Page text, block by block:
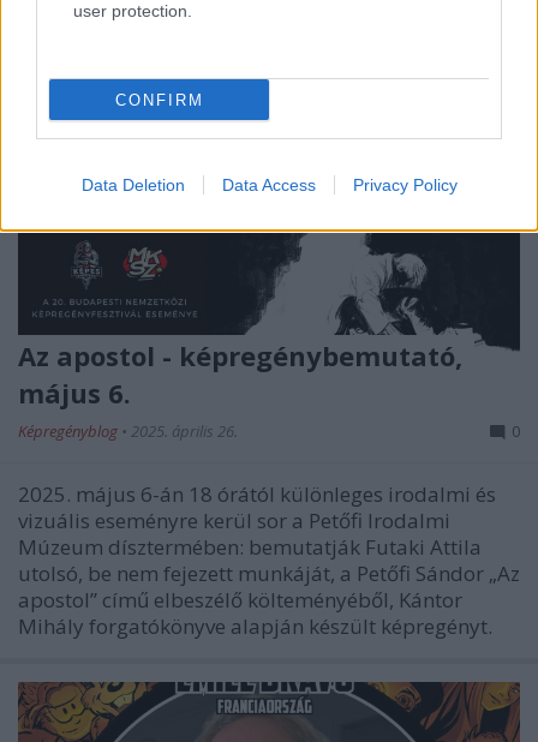
user protection.
CONFIRM
Data Deletion Data Access Privacy Policy
Az apostol - képregénybemutató,
május 6.
Képregényblog • 2025. április 26. 0
2025. május 6-án 18 órától különleges irodalmi és
vizuális eseményre kerül sor a Petőfi Irodalmi
Múzeum dísztermében: bemutatják Futaki Attila
utolsó, be nem fejezett munkáját, a Petőfi Sándor „Az
apostol” című elbeszélő költeményéből, Kántor
Mihály forgatókönyve alapján készült képregényt.